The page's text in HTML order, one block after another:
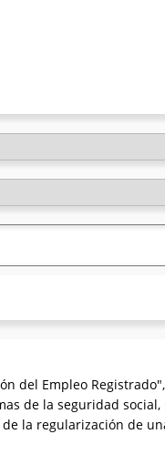
del Empleo
de la seguridad
la regularización de